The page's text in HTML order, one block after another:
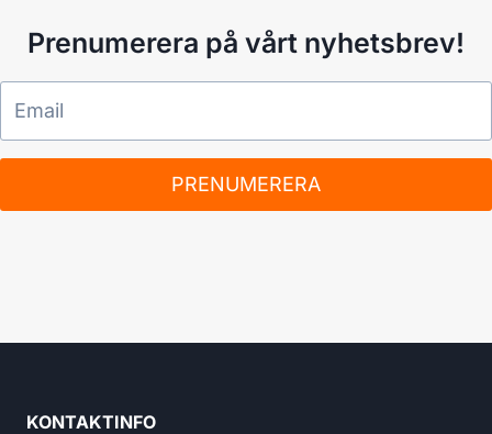
Prenumerera på vårt nyhetsbrev!
PRENUMERERA
KONTAKTINFO